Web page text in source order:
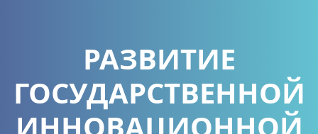
РАЗВИТИЕ
ГОСУДАРСТВЕННОЙ